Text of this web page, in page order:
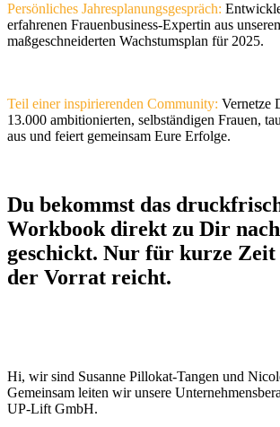
Persönliches Jahresplanungsgespräch:
erfahrenen Frauenbusiness-Expertin aus
maßgeschneiderten Wachstumsplan für 2025.
Teil einer inspirierenden Community: Vernetze
13.000 ambitionierten, selbständigen Frauen,
aus und feiert gemeinsam Eure Erfolge.
Du bekommst das
Workbook direkt zu Dir nach
geschickt. Nur für kurze Zeit
der Vorrat reicht.
Hi, wir sind Susanne Pillokat-Tangen und
Gemeinsam leiten wir unsere
UP-Lift GmbH.